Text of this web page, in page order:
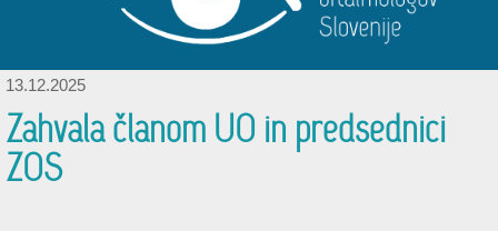
13.12.2025
Zahvala članom UO in predsednici
ZOS